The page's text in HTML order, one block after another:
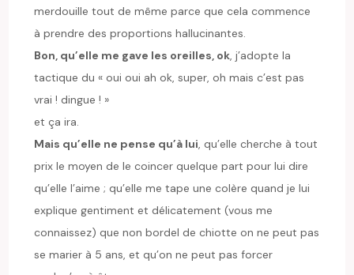
merdouille tout de même parce que cela commence
à prendre des proportions hallucinantes.
Bon, qu’elle me gave les oreilles, ok, j’adopte la
tactique du « oui oui ah ok, super, oh mais c’est pas
vrai ! dingue ! »
et ça ira.
Mais qu’elle ne pense qu’à lui, qu’elle cherche à tout
prix le moyen de le coincer quelque part pour lui dire
qu’elle l’aime ; qu’elle me tape une colère quand je lui
explique gentiment et délicatement (vous me
connaissez) que non bordel de chiotte on ne peut pas
se marier à 5 ans, et qu’on ne peut pas forcer